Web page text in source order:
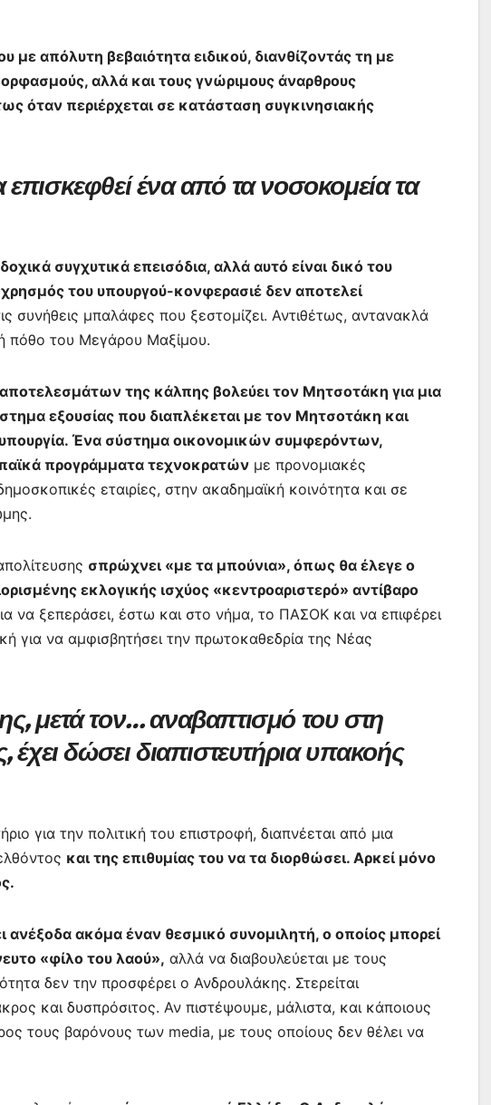
με απόλυτη βεβαιότητα ειδικού, διανθίζοντάς τη με
αλλά και τους γνώριμους άναρθρους
όταν περιέρχεται σε κατάσταση συγκινησιακής
ένα από τα νοσοκομεία τα
συγχυτικά επεισόδια, αλλά αυτό είναι δικό του
του υπουργού-κονφερασιέ δεν αποτελεί
συνήθεις μπαλάφες που ξεστομίζει. Αντιθέτως, αντανακλά
πόθο του Μεγάρου Μαξίμου.
της κάλπης βολεύει τον Μητσοτάκη για μια
εξουσίας που διαπλέκεται με τον Μητσοτάκη και
Ένα σύστημα οικονομικών συμφερόντων,
προγράμματα τεχνοκρατών με προνομιακές
εταιρίες, στην ακαδημαϊκή κοινότητα και σε
σπρώχνει «με τα μπούνια», όπως θα έλεγε ο
εκλογικής ισχύος «κεντροαριστερό» αντίβαρο
να ξεπεράσει, έστω και στο νήμα, το ΠΑΣΟΚ και να επιφέρει
για να αμφισβητήσει την πρωτοκαθεδρία της Νέας
μετά τον… αναβαπτισμό του στη
δώσει διαπιστευτήρια υπακοής
για την πολιτική του επιστροφή, διαπνέεται από μια
και της επιθυμίας του να τα διορθώσει. Αρκεί μόνο
ανέξοδα ακόμα έναν θεσμικό συνομιλητή, ο οποίος μπορεί
«φίλο του λαού», αλλά να διαβουλεύεται με τους
δεν την προσφέρει ο Ανδρουλάκης. Στερείται
και δυσπρόσιτος. Αν πιστέψουμε, μάλιστα, και κάποιους
τους βαρόνους των media, με τους οποίους δεν θέλει να